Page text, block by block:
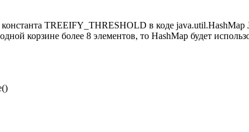
TREEIFY_THRESHOLD в коде java.util.HashMap
корзине более 8 элементов, то HashMap будет